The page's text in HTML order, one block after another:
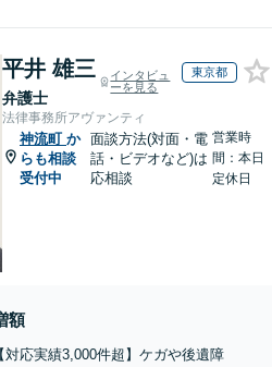
平井 雄三
弁護士
インタビュ
ーを見る
東京都
法律事務所アヴァンティ
神流町 か
らも相談
受付中
面談方法(対面・電
話・ビデオなど)は
応相談
営業時
間：本日
定休日
額
対応実績3,000件超】ケガや後遺障